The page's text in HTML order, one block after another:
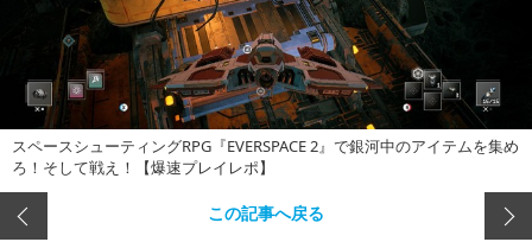
スペースシューティングRPG『EVERSPACE 2』で銀河中のアイテムを集め
ろ！そして戦え！【爆速プレイレポ】
この記事へ戻る